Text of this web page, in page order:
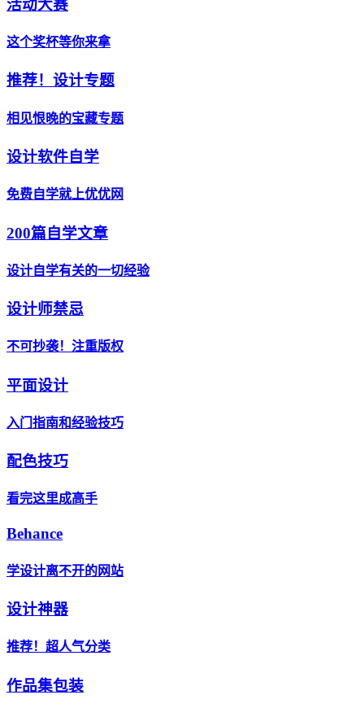
活动大赛
这个奖杯等你来拿
推荐！设计专题
相见恨晚的宝藏专题
设计软件自学
免费自学就上优优网
200篇自学文章
设计自学有关的一切经验
设计师禁忌
不可抄袭！注重版权
平面设计
入门指南和经验技巧
配色技巧
看完这里成高手
Behance
学设计离不开的网站
设计神器
推荐！超人气分类
作品集包装